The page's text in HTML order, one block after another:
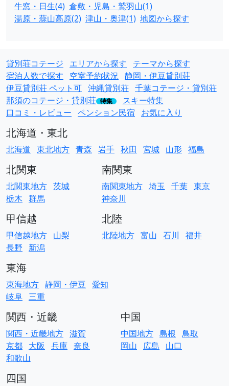
牛窓・日生(4) 倉敷・児島・鷲羽山(1)
湯原・蒜山高原(2) 津山・奥津(1) 地図から探す
貸別荘コテージ エリアから探す
テーマから探す
宿泊人数で探す
空室予約状況 静岡・伊豆貸別荘
伊豆貸別荘 ペット可 沖縄貸別荘 千葉コテージ・貸別荘
那須のコテージ・貸別荘 特集
スキー特集
口コミ・レビュー ペンション民宿 お気に入り
北海道・東北
北海道 東北地方 青森 岩手 秋田 宮城 山形 福島
北関東
北関東地方 茨城
栃木 群馬
南関東
南関東地方 埼玉 千葉 東京
神奈川
甲信越
甲信越地方 山梨
長野
新潟
北陸
北陸地方 富山 石川 福井
東海
東海地方 静岡・伊豆 愛知
岐阜 三重
関西・近畿
関西・近畿地方 滋賀
京都 大阪 兵庫 奈良
和歌山
中国
中国地方 島根 鳥取
岡山
広島 山口
四国